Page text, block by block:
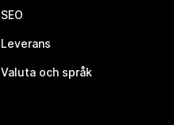
SEO
Leverans
Valuta och språk